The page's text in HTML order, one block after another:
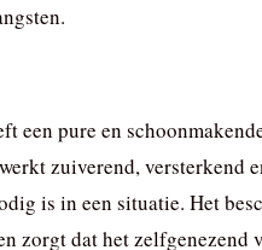
een pure en
zuiverend, versterkend
is in een situatie. Het
zorgt dat het zelfgenezend